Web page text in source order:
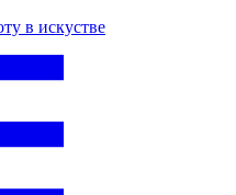
в искустве